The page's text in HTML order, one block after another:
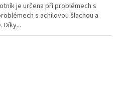
je určena při problémech s
s achilovou šlachou a
Díky...